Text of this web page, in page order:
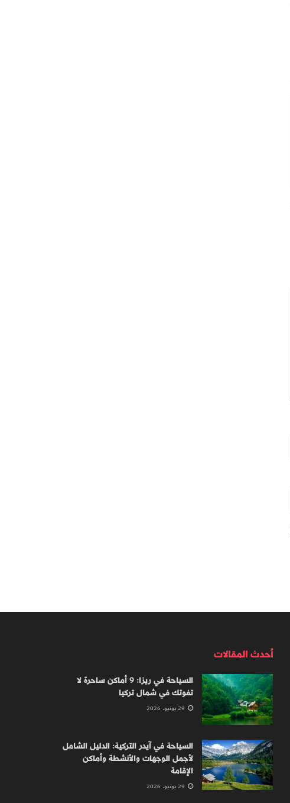
أحدث المقالات
السياحة في ريزا: 9 أماكن ساحرة لا
تفوتك في شمال تركيا
السياحة في آيدر التركية: الدليل الشامل
لأجمل الوجهات والأنشطة وأماكن
الإقامة